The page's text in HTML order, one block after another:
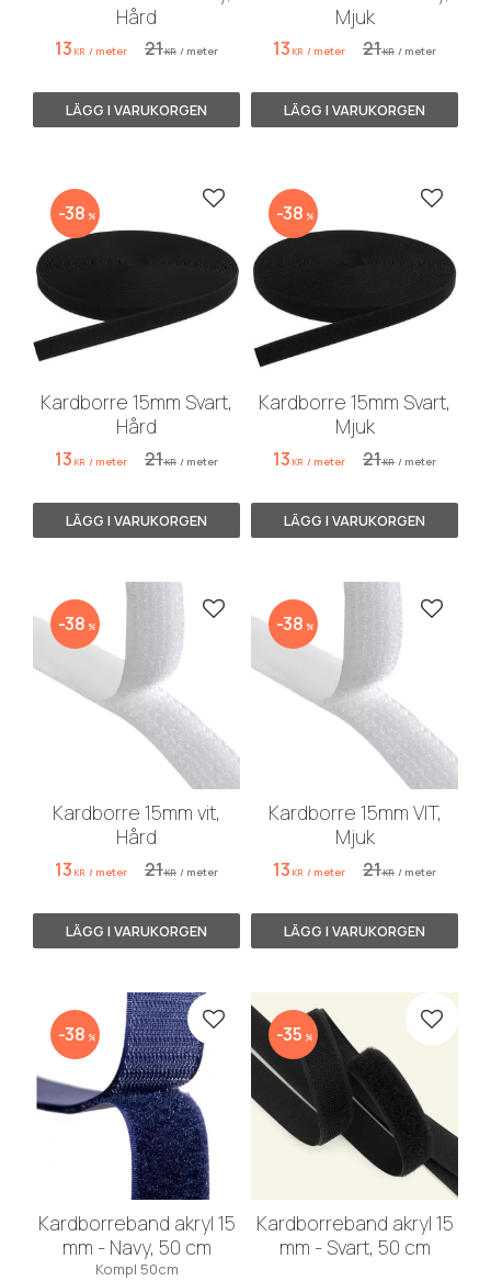
Hård
13 KR / meter 21KR / meter
Mjuk
13 KR / meter 21KR / meter
Kardborre 15mm Svart,
Hård
13 KR / meter 21KR / meter
38 % Lägg till i favoriter
Kardborre 15mm Svart,
Mjuk
13 KR / meter 21KR / meter
38 % Lägg
Kardborre 15mm vit,
Hård
13 KR / meter 21KR / meter
38 % Lägg till i favoriter
Kardborre 15mm VIT,
Mjuk
13 KR / meter 21KR / meter
38 % Lägg
Kardborreband akryl 15
mm - Navy, 50 cm
Kompl 50cm
38 % Lägg till i favoriter
Kardborreband akryl 15
mm - Svart, 50 cm
35 % Lägg